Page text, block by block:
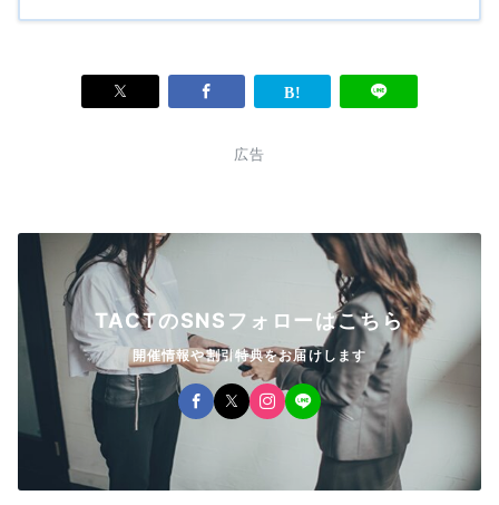
広告
TACTのSNSフォローはこちら
開催情報や割引特典をお届けします